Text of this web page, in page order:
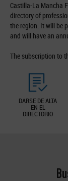
Castilla-La Mancha
directory of
the region. It will be
and will have an
The subscription to
DARSE DE ALTA
EN EL
DIRECTORIO